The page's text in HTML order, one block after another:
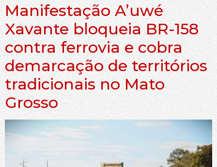
Manifestação A’uwé
Xavante bloqueia BR-158
contra ferrovia e cobra
demarcação de territórios
tradicionais no Mato
Grosso